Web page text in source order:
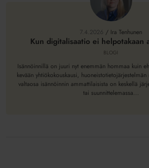
helpotakaan
7.4.2026 / Ira Tenhunen
Kun digitalisaatio ei helpotakaan
BLOGI
Isännöinnillä on juuri nyt enemmän hommaa kuin
kevään yhtiökokouskausi,
valtaosa isännöinnin ammattilaisista on keskellä
tai suunnittelemassa...